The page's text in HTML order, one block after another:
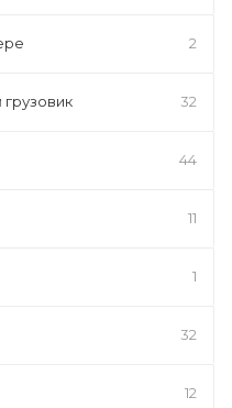
2
32
44
11
1
32
12